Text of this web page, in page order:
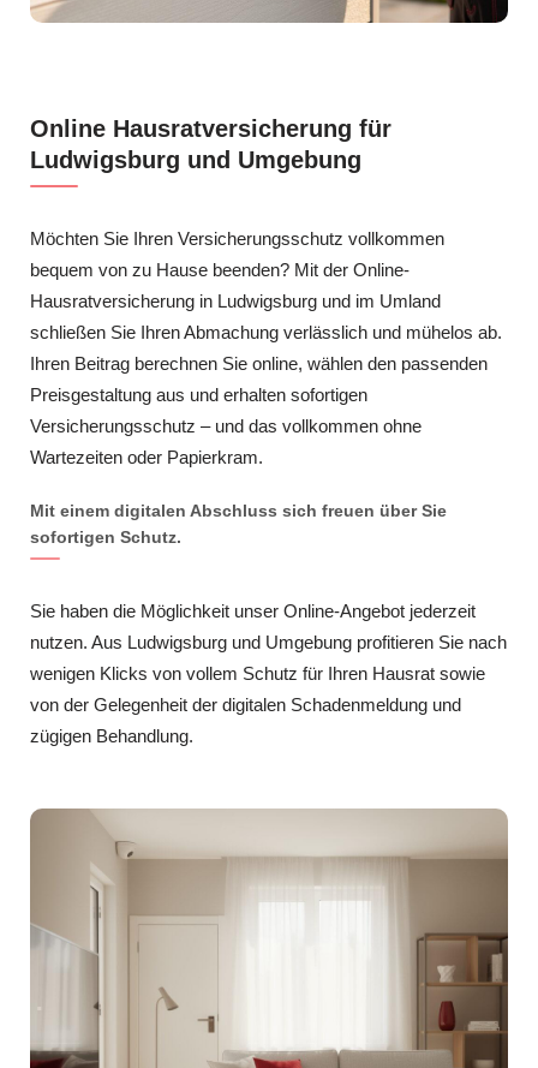
Online Hausratversicherung für
Ludwigsburg und Umgebung
Möchten Sie Ihren Versicherungsschutz vollkommen
bequem von zu Hause beenden? Mit der Online-
Hausratversicherung in Ludwigsburg und im Umland
schließen Sie Ihren Abmachung verlässlich und mühelos ab.
Ihren Beitrag berechnen Sie online, wählen den passenden
Preisgestaltung aus und erhalten sofortigen
Versicherungsschutz – und das vollkommen ohne
Wartezeiten oder Papierkram.
Mit einem digitalen Abschluss sich freuen über Sie
sofortigen Schutz.
Sie haben die Möglichkeit unser Online-Angebot jederzeit
nutzen. Aus Ludwigsburg und Umgebung profitieren Sie nach
wenigen Klicks von vollem Schutz für Ihren Hausrat sowie
von der Gelegenheit der digitalen Schadenmeldung und
zügigen Behandlung.